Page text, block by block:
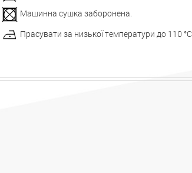
Машинна сушка заборонена.
Прасувати за низької температури до 110 °С